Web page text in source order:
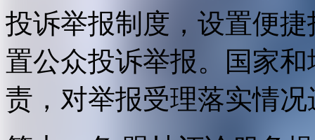
投诉举报制度，设置便
置公众投诉举报。国家
责，对举报受理落实情